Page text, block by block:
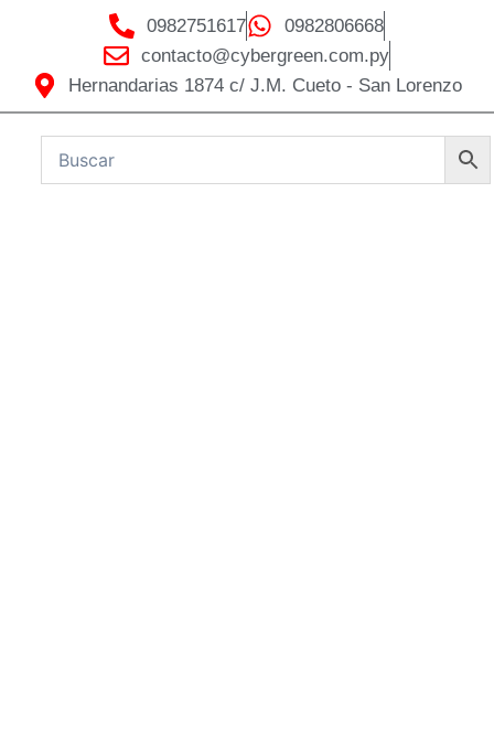
0982751617
0982806668
contacto@cybergreen.com.py
Hernandarias 1874 c/ J.M. Cueto - San Lorenzo